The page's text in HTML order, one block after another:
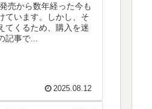
売から数年経った今も
ています。しかし、そ
てくるため、購入を迷
事で...
2025.08.12